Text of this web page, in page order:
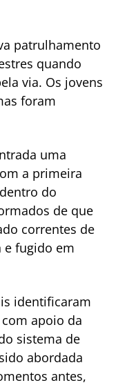
patrulhamento
quando
via. Os jovens
foram
uma
a primeira
do
de que
correntes de
e fugido em
identificaram
apoio da
sistema de
abordada
antes,